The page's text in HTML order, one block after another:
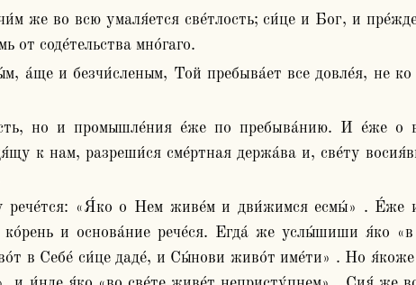
от соде́тельства мно́гаго.
к нам, разреши́ся сме́ртная держа́ва и, све́ту
и основа́ние рече́ся. Егда́ же услы́шиши я́ко
в Себе́ си́це даде́, и Сы́нови живо́т име́ти» . Но